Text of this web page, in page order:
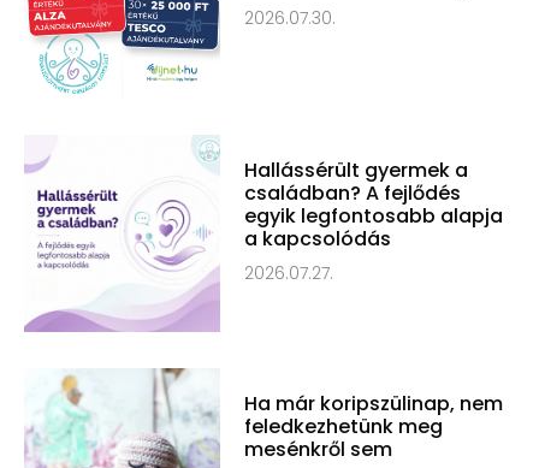
2026.07.30.
Hallássérült gyermek a
családban? A fejlődés
egyik legfontosabb alapja
a kapcsolódás
2026.07.27.
Ha már koripszülinap, nem
feledkezhetünk meg
mesénkről sem